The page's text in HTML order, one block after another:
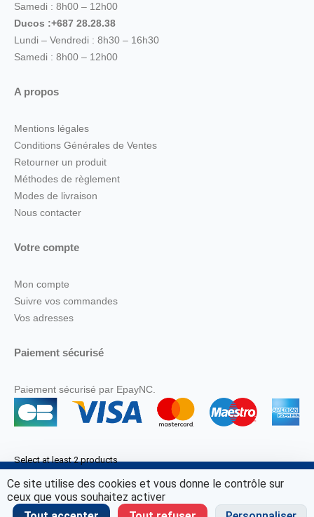
Samedi : 8h00 – 12h00
Ducos :+687 28.28.38
Lundi – Vendredi : 8h30 – 16h30
Samedi : 8h00 – 12h00
A propos
Mentions légales
Conditions Générales de Ventes
Retourner un produit
Méthodes de règlement
Modes de livraison
Nous contacter
Votre compte
Mon compte
Suivre vos commandes
Vos adresses
Paiement sécurisé
Paiement sécurisé par EpayNC.
Select at least 2 products
Ce site utilise des cookies et vous donne le contrôle sur
ceux que vous souhaitez activer